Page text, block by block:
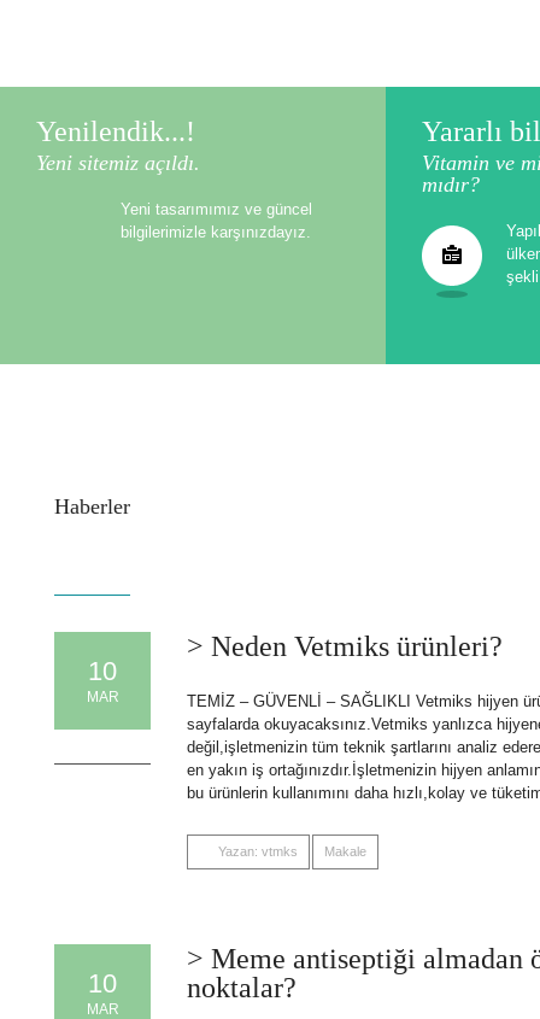
Yenilendik...!
Yeni sitemiz açıldı.
Yeni tasarımımız ve güncel
bilgilerimizle karşınızdayız.
Yararlı
Vitamin ve
mıdır?
Haberler
10
MAR
> Neden Vetmiks ürünleri?
TEMİZ – GÜVENLİ – SAĞLIKLI Vetmiks hijyen
sayfalarda okuyacaksınız.Vetmiks yanlızca
değil,işletmenizin tüm teknik şartlarını analiz
en yakın iş ortağınızdır.İşletmenizin hijyen
bu ürünlerin kullanımını daha hızlı,kolay ve
Yazan: vtmks Makale
10
MAR
> Meme antiseptiği almadan
noktalar?